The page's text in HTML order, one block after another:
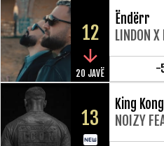
12
20 JAVË
Ëndërr
LINDON X
-
13
King Kong
NOIZY